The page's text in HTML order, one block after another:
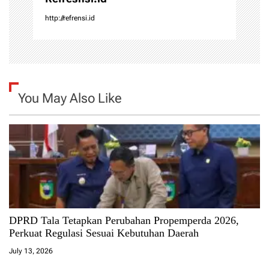
http://refrensi.id
You May Also Like
DPRD Tala Tetapkan Perubahan Propemperda 2026,
Perkuat Regulasi Sesuai Kebutuhan Daerah
July 13, 2026